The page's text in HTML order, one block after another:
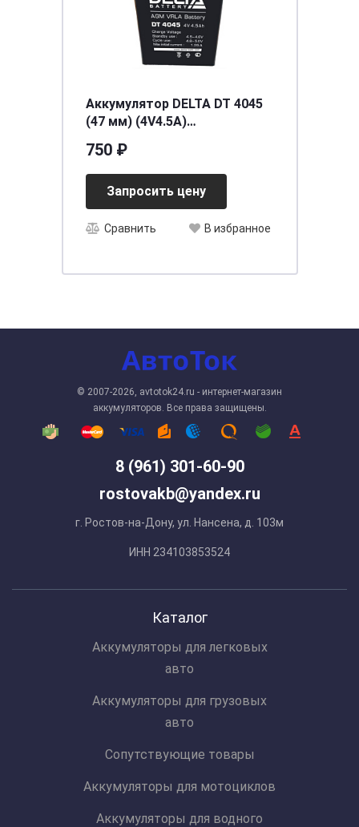
Аккумулятор DELTA DT 4045
(47 мм) (4V4.5A)
750 ₽
Запросить цену
Сравнить В избранное
8 (961) 301-60-90
rostovakb@yandex.ru
г. Ростов-на-Дону, ул. Нансена, д. 103м
ИНН 234103853524
© 2007-2026, avtotok24.ru - интернет-магазин
аккумуляторов. Все права защищены.
Каталог
Аккумуляторы для легковых
авто
Аккумуляторы для грузовых
авто
Сопутствующие товары
Аккумуляторы для мотоциклов
Аккумуляторы для водного